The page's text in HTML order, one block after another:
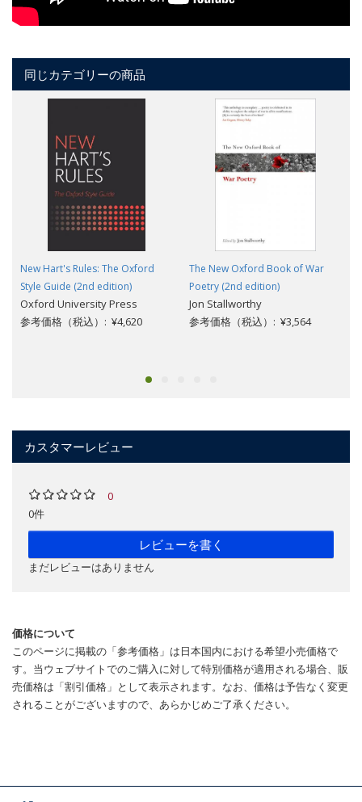
同じカテゴリーの商品
New Hart's Rules: The Oxford
Style Guide (2nd edition)
Oxford University Press
参考価格（税込）: ¥4,620
The New Oxford Book of War
Poetry (2nd edition)
Jon Stallworthy
参考価格（税込）: ¥3,564
カスタマーレビュー
0
0件
レビューを書く
まだレビューはありません
価格について
このページに掲載の「参考価格」は日本国内における希望小売価格で
す。当ウェブサイトでのご購入に対して特別価格が適用される場合、販
売価格は「割引価格」として表示されます。なお、価格は予告なく変更
されることがございますので、あらかじめご了承ください。